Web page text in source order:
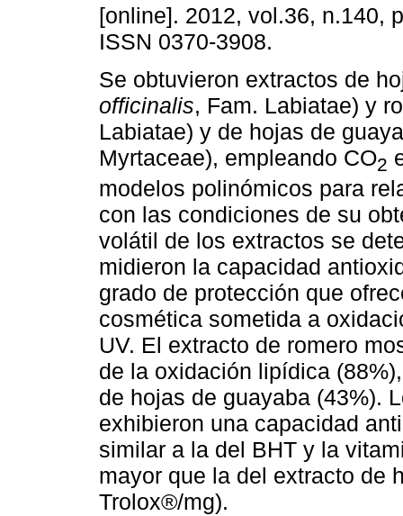
[online]. 2012, vol.36, n.140,
ISSN 0370-3908.
Se obtuvieron extractos de
officinalis, Fam. Labiatae) y
Labiatae) y de hojas de
Myrtaceae), empleando CO2
modelos polinómicos para
con las condiciones de su
volátil de los extractos se
midieron la capacidad
grado de protección que
cosmética sometida a
UV. El extracto de romero
de la oxidación lipídica
de hojas de guayaba (43%).
exhibieron una capacidad
similar a la del BHT y la
mayor que la del extracto de
Trolox®/mg).